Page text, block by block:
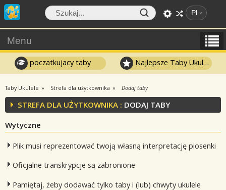
Pl
Menu
poczatkujacy taby Najlepsze Taby Ukulele
Taby Ukulele Strefa dla użytkownika Dodaj taby
STREFA DLA UŻYTKOWNIKA : DODAJ TABY
Wytyczne
Plik musi reprezentować twoją własną interpretację piosenki
Oficjalne transkrypcje są zabronione
Pamiętaj, żeby dodawać tylko taby i (lub) chwyty ukulele